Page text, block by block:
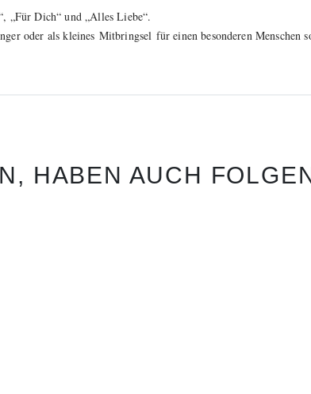
„Für Dich“ und „Alles Liebe“.
oder als kleines Mitbringsel für einen besonderen Menschen
HABEN AUCH